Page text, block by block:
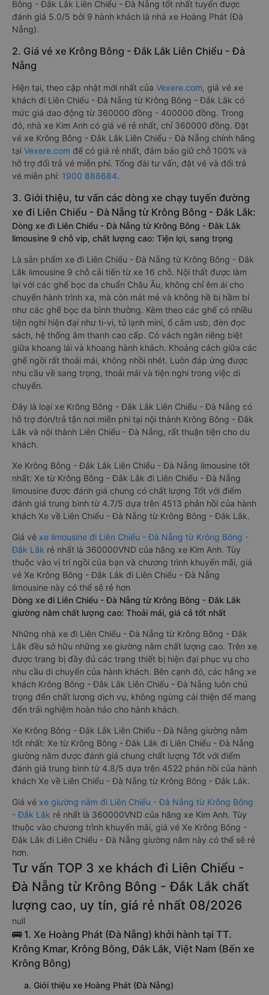
Bông - Đắk Lắk Liên Chiểu - Đà Nẵng tốt nhất tuyến được
đánh giá 5.0/5 bởi 9 hành khách là nhà xe Hoàng Phát (Đà
Nẵng).
2. Giá vé xe Krông Bông - Đắk Lắk Liên Chiểu - Đà
Nẵng
Hiện tại, theo cập nhật mới nhất của Vexere.com, giá vé xe
khách đi Liên Chiểu - Đà Nẵng từ Krông Bông - Đắk Lắk có
mức giá dao động từ 360000 đồng - 400000 đồng. Trong
đó, nhà xe Kim Anh có giá vé rẻ nhất, chỉ 360000 đồng. Đặt
vé xe Krông Bông - Đắk Lắk Liên Chiểu - Đà Nẵng chính hãng
tại Vexere.com để có giá rẻ nhất, đảm bảo giữ chỗ 100% và
hỗ trợ đổi trả vé miễn phí. Tổng đài tư vấn, đặt vé và đổi trả
vé miễn phí: 1900 888684.
3. Giới thiệu, tư vấn các dòng xe chạy tuyến đường
xe đi Liên Chiểu - Đà Nẵng từ Krông Bông - Đắk Lắk:
Dòng xe đi Liên Chiểu - Đà Nẵng từ Krông Bông - Đắk Lắk
limousine 9 chỗ vip, chất lượng cao: Tiện lợi, sang trọng
Là sản phẩm xe đi Liên Chiểu - Đà Nẵng từ Krông Bông - Đắk
Lắk limousine 9 chỗ cải tiến từ xe 16 chỗ. Nội thất được làm
lại với các ghế bọc da chuẩn Châu Âu, không chỉ êm ái cho
chuyến hành trình xa, mà còn mát mẻ và không hề bị hầm bí
như các ghế bọc da bình thường. Kèm theo các ghế có nhiều
tiện nghi hiện đại như ti-vi, tủ lạnh mini, ổ cắm usb, đèn đọc
sách, hệ thống âm thanh cao cấp. Có vách ngăn riêng biệt
giữa khoang lái và khoang hành khách. Khoảng cách giữa các
ghế ngồi rất thoải mái, không nhồi nhét. Luôn đáp ứng được
nhu cầu về sang trọng, thoải mái và tiện nghi trong việc di
chuyển.
Đây là loại xe Krông Bông - Đắk Lắk Liên Chiểu - Đà Nẵng có
hỗ trợ đón/trả tận nơi miễn phí tại nội thành Krông Bông - Đắk
Lắk và nội thành Liên Chiểu - Đà Nẵng, rất thuận tiện cho du
khách.
Xe Krông Bông - Đắk Lắk Liên Chiểu - Đà Nẵng limousine tốt
nhất: Xe từ Krông Bông - Đắk Lắk đi Liên Chiểu - Đà Nẵng
limousine được đánh giá chung có chất lượng Tốt với điểm
đánh giá trung bình từ 4.7/5 dựa trên 4513 phản hồi của hành
khách Xe về Liên Chiểu - Đà Nẵng từ Krông Bông - Đắk Lắk.
Giá vé xe limousine đi Liên Chiểu - Đà Nẵng từ Krông Bông -
Đắk Lắk rẻ nhất là 360000VND của hãng xe Kim Anh. Tùy
thuộc vào vị trí ngồi của bạn và chương trình khuyến mãi, giá
vé Xe Krông Bông - Đắk Lắk đi Liên Chiểu - Đà Nẵng
limousine này có thể sẽ rẻ hơn
Dòng xe đi Liên Chiểu - Đà Nẵng từ Krông Bông - Đắk Lắk
giường nằm chất lượng cao: Thoải mái, giá cả tốt nhất
Những nhà xe đi Liên Chiểu - Đà Nẵng từ Krông Bông - Đắk
Lắk đều sở hữu những xe giường nằm chất lượng cao. Trên xe
được trang bị đầy đủ các trang thiết bị hiện đại phục vụ cho
nhu cầu di chuyển của hành khách. Bên cạnh đó, các hãng xe
khách Krông Bông - Đắk Lắk Liên Chiểu - Đà Nẵng luôn chú
trọng đến chất lượng dịch vụ, không ngừng cải thiện để mang
đến trải nghiệm hoàn hảo cho hành khách.
Xe Krông Bông - Đắk Lắk Liên Chiểu - Đà Nẵng giường nằm
tốt nhất: Xe từ Krông Bông - Đắk Lắk đi Liên Chiểu - Đà Nẵng
giường nằm được đánh giá chung chất lượng Tốt với điểm
đánh giá trung bình từ 4.8/5 dựa trên 4522 phản hồi của hành
khách Xe về Liên Chiểu - Đà Nẵng từ Krông Bông - Đắk Lắk.
Giá vé xe giường nằm đi Liên Chiểu - Đà Nẵng từ Krông Bông
- Đắk Lắk rẻ nhất là 360000VND của hãng xe Kim Anh. Tùy
thuộc vào chương trình khuyến mãi, giá vé Xe Krông Bông -
Đắk Lắk đi Liên Chiểu - Đà Nẵng giường nằm này có thể sẽ rẻ
hơn.
Tư vấn TOP 3 xe khách đi Liên Chiểu -
Đà Nẵng từ Krông Bông - Đắk Lắk chất
lượng cao, uy tín, giá rẻ nhất 08/2026
null
🚌 1. Xe Hoàng Phát (Đà Nẵng) khởi hành tại TT.
Krông Kmar, Krông Bông, Đắk Lắk, Việt Nam (Bến xe
Krông Bông)
a. Giới thiệu xe Hoàng Phát (Đà Nẵng)